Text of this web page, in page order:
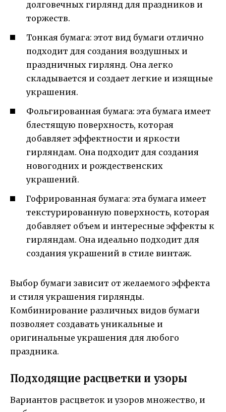
долговечных гирлянд для праздников и
торжеств.
Тонкая бумага: этот вид бумаги отлично
подходит для создания воздушных и
праздничных гирлянд. Она легко
складывается и создает легкие и изящные
украшения.
Фольгированная бумага: эта бумага имеет
блестящую поверхность, которая
добавляет эффектности и яркости
гирляндам. Она подходит для создания
новогодних и рождественских
украшений.
Гофрированная бумага: эта бумага имеет
текстурированную поверхность, которая
добавляет объем и интересные эффекты к
гирляндам. Она идеально подходит для
создания украшений в стиле винтаж.
Выбор бумаги зависит от желаемого эффекта
и стиля украшения гирлянды.
Комбинирование различных видов бумаги
позволяет создавать уникальные и
оригинальные украшения для любого
праздника.
Подходящие расцветки и узоры
Вариантов расцветок и узоров множество, и